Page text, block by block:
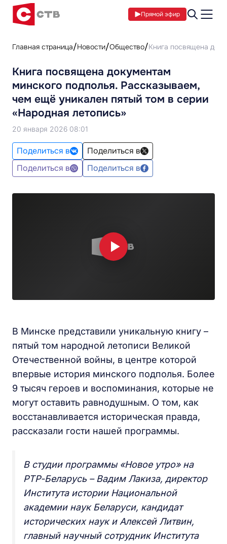
Прямой эфир
Главная страница Новости Общество Книга посвящена
Книга посвящена документам
минского подполья. Рассказываем,
чем ещё уникален пятый том в серии
«Народная летопись»
20 января 2026 08:01
Поделиться в
Поделиться в
Поделиться в
Поделиться в
В Минске представили уникальную книгу –
пятый том народной летописи Великой
Отечественной войны, в центре которой
впервые история минского подполья. Более
9 тысяч героев и воспоминания, которые не
могут оставить равнодушным. О том, как
восстанавливается историческая правда,
рассказали гости нашей программы.
В студии программы «Новое утро» на
РТР-Беларусь – Вадим Лакиза, директор
Института истории Национальной
академии наук Беларуси, кандидат
исторических наук и Алексей Литвин,
главный научный сотрудник Института